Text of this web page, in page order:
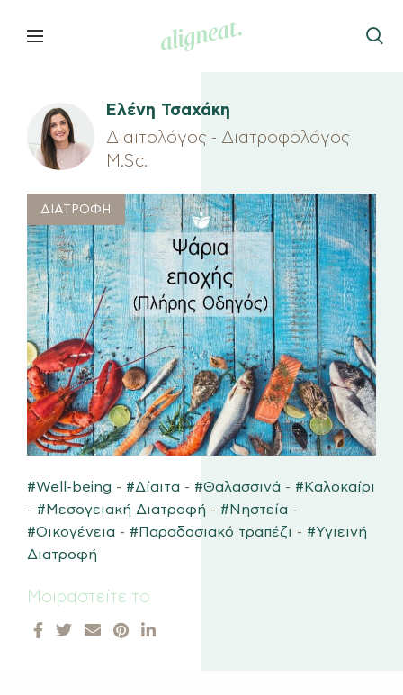
Ελένη Τσαχάκη
Διαιτολόγος - Διατροφολόγος
M.Sc.
ΔΙΑΤΡΟΦΗ
#Well-being - #Δίαιτα - #Θαλασσινά - #Καλοκαίρι
- #Μεσογειακή Διατροφή - #Νηστεία -
#Οικογένεια - #Παραδοσιακό τραπέζι - #Υγιεινή
Διατροφή
Μοιραστείτε το